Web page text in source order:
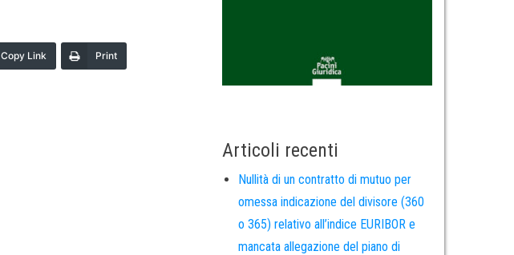
Copy Link Print
Articoli recenti
Nullità di un contratto di mutuo per
omessa indicazione del divisore (360
o 365) relativo all’indice EURIBOR e
mancata allegazione del piano di